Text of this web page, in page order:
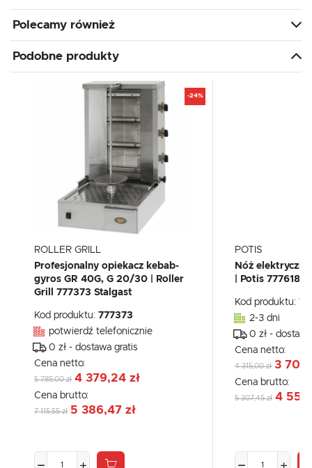
Polecamy również
Podobne produkty
-24%
ROLLER GRILL
Profesjonalny opiekacz kebab-
gyros GR 40G, G 20/30 | Roller
Grill 777373 Stalgast
Kod produktu: 777373
potwierdź telefonicznie
0 zł - dostawa gratis
Cena netto:
5 785,00 zł 4 379,24 zł
Cena brutto:
7 115,55 zł 5 386,47 zł
POTIS
Nóż
| Potis 777618
Kod produktu:
2-3 dni
0 zł -
Cena netto:
4 315,00 zł 3
Cena brutto:
5 307,45 zł 4